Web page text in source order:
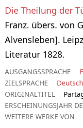
Die Theilung der
Franz. übers. von
Alvensleben].
Literatur 1828.
AUSGANGSSPRACHE
ZIELSPRACHE
Deutsch
ORIGINALTITEL
ERSCHEINUNGSJAHR
WEITERE WERKE VON